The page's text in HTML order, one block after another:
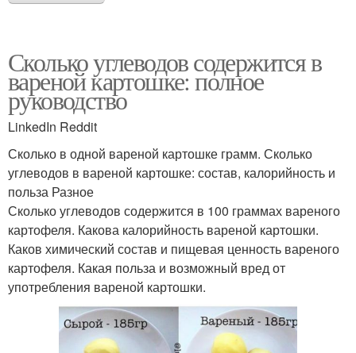
Сколько углеводов содержится в
вареной картошке: полное
руководство
LinkedIn Reddit
Сколько в одной вареной картошке грамм. Сколько
углеводов в вареной картошке: состав, калорийность и
польза Разное
Сколько углеводов содержится в 100 граммах вареного
картофеля. Какова калорийность вареной картошки.
Каков химический состав и пищевая ценность вареного
картофеля. Какая польза и возможный вред от
употребления вареной картошки.